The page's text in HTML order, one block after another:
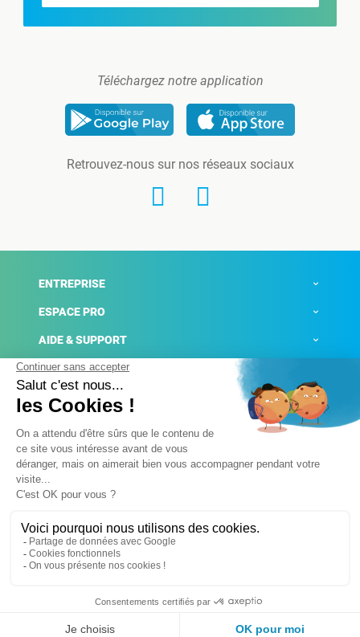
Téléchargez notre application
Retrouvez-nous sur nos réseaux sociaux
ENTREPRISE
ESPACE PRO
AIDE & SUPPORT
ACTUALITÉS
Mentions légales
Conditions générales de ventes
Plateforme de signalement